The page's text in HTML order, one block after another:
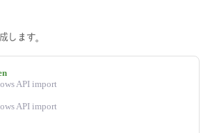
ます。
API import
API import